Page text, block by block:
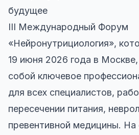
будущее
III Международный Форум
«Нейронутрициология»,
19 июня 2026 года в
собой ключевое
для всех специалистов,
пересечении питания,
превентивной медицины. На